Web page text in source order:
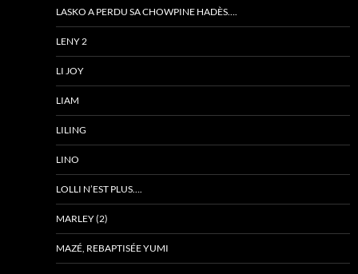
LASKO A PERDU SA CHOWPINE HADÈS….
LENY 2
LI JOY
LIAM
LILING
LINO
LOLLI N’EST PLUS….
MARLEY (2)
MAZÉ, REBAPTISÉE YUMI